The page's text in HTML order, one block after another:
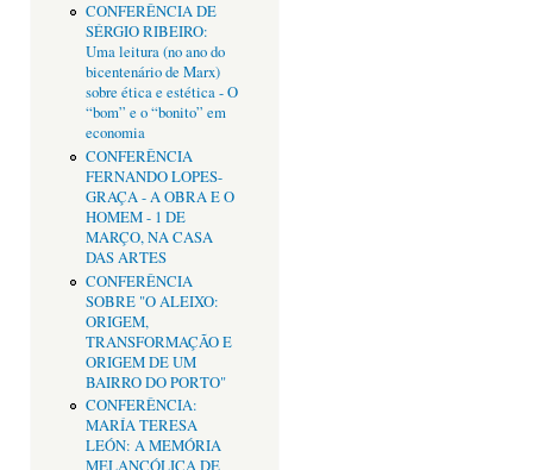
CONFERÊNCIA DE
SÉRGIO RIBEIRO:
Uma leitura (no ano do
bicentenário de Marx)
sobre ética e estética - O
“bom” e o “bonito” em
economia
CONFERÊNCIA
FERNANDO LOPES-
GRAÇA - A OBRA E O
HOMEM - 1 DE
MARÇO, NA CASA
DAS ARTES
CONFERÊNCIA
SOBRE "O ALEIXO:
ORIGEM,
TRANSFORMAÇÃO E
ORIGEM DE UM
BAIRRO DO PORTO"
CONFERÊNCIA:
MARÍA TERESA
LEÓN: A MEMÓRIA
MELANCÓLICA DE